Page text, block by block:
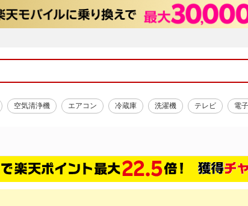
空気清浄機 エアコン 冷蔵庫 洗濯機 テレビ 電